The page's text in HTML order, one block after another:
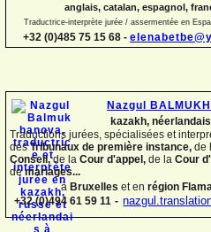
anglais, catalan, espagnol,
Traductrice-interprète jurée / assermentée en
+32 (0)485 75 15 68 -
Nazgul
kazakh,
Traductions jurées, spécialisées et
desTribunaux de première instance, de
Conseil,de la Cour d'appel, de la Cour
demariages...
à Bruxelles et en région
+32 (0)494 61 59 11 -